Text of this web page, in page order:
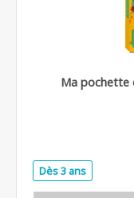
Ma pochette
Dès 3 ans